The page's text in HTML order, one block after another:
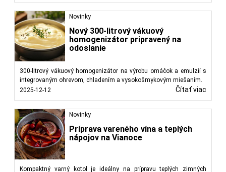
Novinky
Nový 300-litrový vákuový
homogenizátor pripravený na
odoslanie
300-litrový vákuový homogenizátor na výrobu omáčok a emulzií s
integrovaným ohrevom, chladením a vysokošmykovým miešaním.
2025-12-12
Čítať viac
Novinky
Príprava vareného vína a teplých
nápojov na Vianoce
Kompaktný varný kotol je ideálny na prípravu teplých zimných